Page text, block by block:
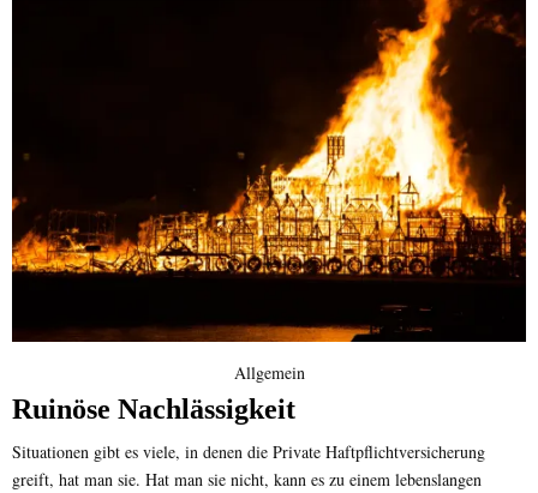
Allgemein
Ruinöse Nachlässigkeit
Situationen gibt es viele, in denen die Private Haftpflichtversicherung
greift, hat man sie. Hat man sie nicht, kann es zu einem lebenslangen